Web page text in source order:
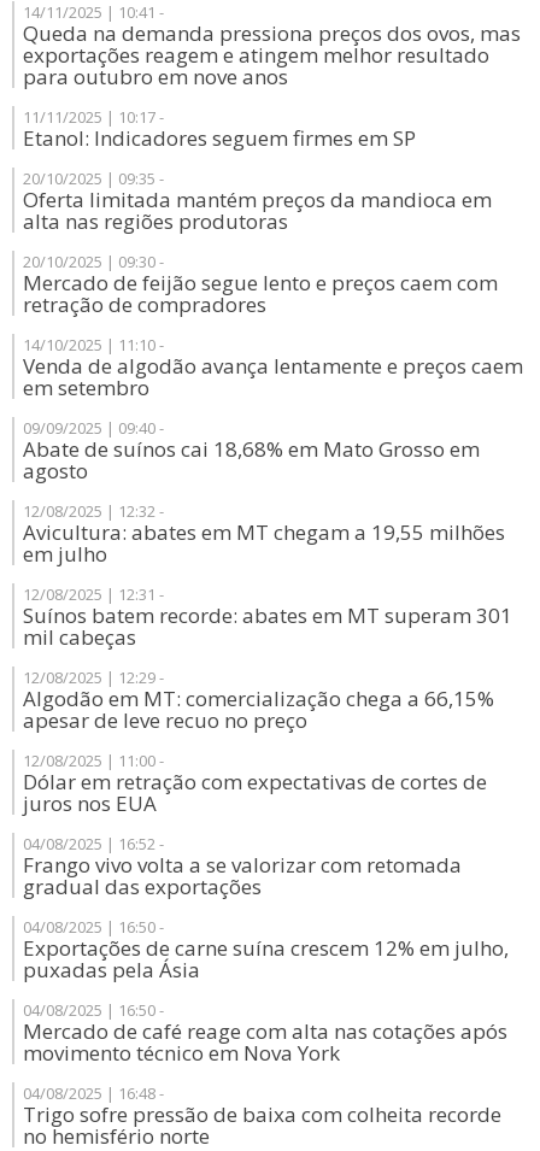
14/11/2025 | 10:41 -
Queda na demanda pressiona preços dos ovos, mas
exportações reagem e atingem melhor resultado
para outubro em nove anos
11/11/2025 | 10:17 -
Etanol: Indicadores seguem firmes em SP
20/10/2025 | 09:35 -
Oferta limitada mantém preços da mandioca em
alta nas regiões produtoras
20/10/2025 | 09:30 -
Mercado de feijão segue lento e preços caem com
retração de compradores
14/10/2025 | 11:10 -
Venda de algodão avança lentamente e preços caem
em setembro
09/09/2025 | 09:40 -
Abate de suínos cai 18,68% em Mato Grosso em
agosto
12/08/2025 | 12:32 -
Avicultura: abates em MT chegam a 19,55 milhões
em julho
12/08/2025 | 12:31 -
Suínos batem recorde: abates em MT superam 301
mil cabeças
12/08/2025 | 12:29 -
Algodão em MT: comercialização chega a 66,15%
apesar de leve recuo no preço
12/08/2025 | 11:00 -
Dólar em retração com expectativas de cortes de
juros nos EUA
04/08/2025 | 16:52 -
Frango vivo volta a se valorizar com retomada
gradual das exportações
04/08/2025 | 16:50 -
Exportações de carne suína crescem 12% em julho,
puxadas pela Ásia
04/08/2025 | 16:50 -
Mercado de café reage com alta nas cotações após
movimento técnico em Nova York
04/08/2025 | 16:48 -
Trigo sofre pressão de baixa com colheita recorde
no hemisfério norte